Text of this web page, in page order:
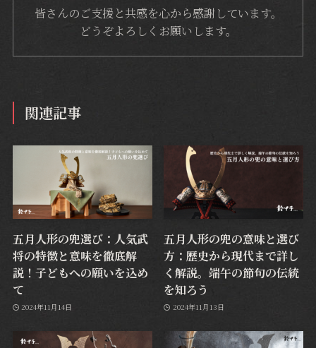
皆さんのご支援と共感を心から感謝しています。
どうぞよろしくお願いします。
関連記事
五月人形の兜選び：人気武
将の特徴と意味を徹底解
説！子どもへの願いを込め
て
2024年11月14日
五月人形の兜の意味と選び
方：歴史から現代まで詳し
く解説。端午の節句の伝統
を知ろう
2024年11月13日